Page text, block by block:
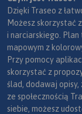
Dzięki Traseo z
Możesz skorzystać
i narciarskiego.
mapowym z
Przy pomocy
skorzystać z
ślad, dodawaj
ze społecznością
siebie, możesz